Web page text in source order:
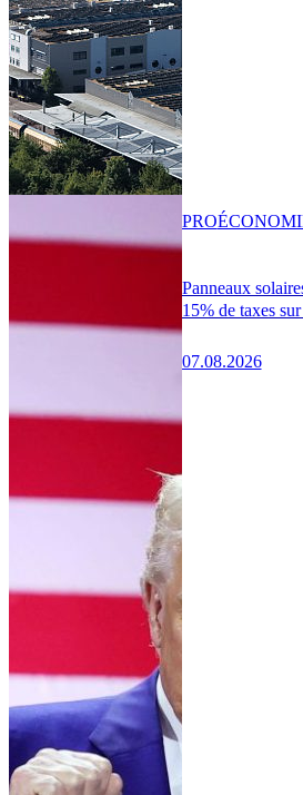
Panneaux
15% de taxes
07.08.2026
PRO